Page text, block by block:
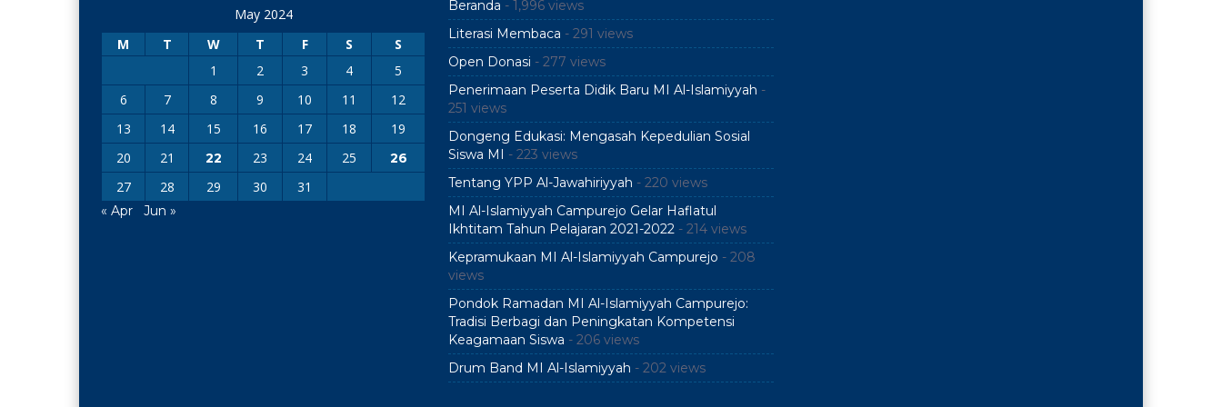
May 2024
M
T W T F S
S
1
2 3 4
5
6
7 8 9 10 11
12
13
14 15 16 17 18
19
20
21 22 23 24 25 26
27 28 29 30 31
« Apr Jun »
Beranda - 1,996 views
Literasi Membaca - 291 views
Open Donasi - 277 views
Penerimaan Peserta Didik Baru MI Al-Islamiyyah -
251 views
Dongeng Edukasi: Mengasah Kepedulian Sosial
Siswa MI - 223 views
Tentang YPP Al-Jawahiriyyah - 220 views
MI Al-Islamiyyah Campurejo Gelar Haflatul
Ikhtitam Tahun Pelajaran 2021-2022- 214 views
Kepramukaan MI Al-Islamiyyah Campurejo - 208
views
Pondok Ramadan MI Al-Islamiyyah Campurejo:
Tradisi Berbagi dan Peningkatan Kompetensi
Keagamaan Siswa - 206 views
Drum Band MI Al-Islamiyyah - 202 views